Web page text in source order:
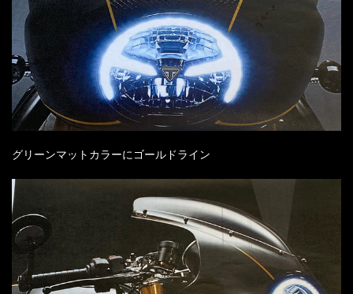
グリーンマットカラーにゴールドライン